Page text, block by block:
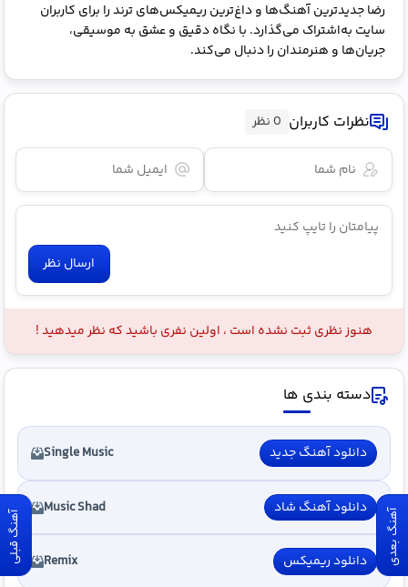
آهنگ بعدی آهنگ قبلی
رضا جدیدترین آهنگ‌ها و داغ‌ترین ریمیکس‌های ترند را برای کاربران
سایت به‌اشتراک می‌گذارد. با نگاه دقیق و عشق به موسیقی،
جریان‌ها و هنرمندان را دنبال می‌کند.
نظرات کاربران 0 نظر
ارسال نظر
هنوز نظری ثبت نشده است ، اولین نفری باشید که نظر میدهید !
دسته بندی ها
دانلود آهنگ جدید Single Music
دانلود آهنگ شاد Music Shad
دانلود ریمیکس Remix